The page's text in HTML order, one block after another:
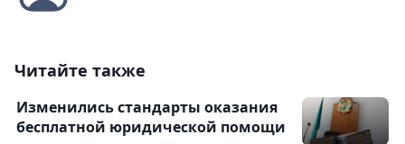
Читайте также
Изменились стандарты оказания
бесплатной юридической помощи